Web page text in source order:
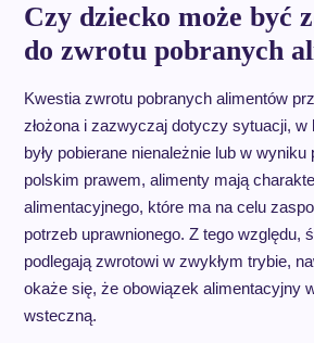
Czy dziecko może być
do zwrotu pobranych
Kwestia zwrotu pobranych alimentów
złożona i zazwyczaj dotyczy sytuacji,
były pobierane nienależnie lub w wyniku
polskim prawem, alimenty mają
alimentacyjnego, które ma na celu
potrzeb uprawnionego. Z tego względu,
podlegają zwrotowi w zwykłym trybie,
okaże się, że obowiązek alimentacyjny
wsteczną.